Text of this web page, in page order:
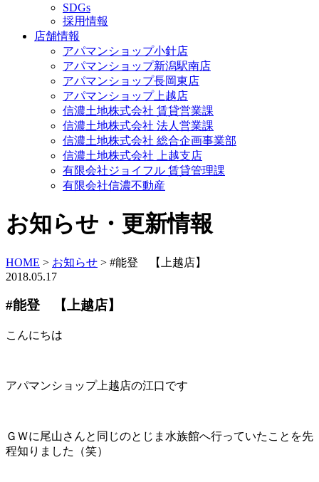
SDGs
採用情報
店舗情報
アパマンショップ小針店
アパマンショップ新潟駅南店
アパマンショップ長岡東店
アパマンショップ上越店
信濃土地株式会社 賃貸営業課
信濃土地株式会社 法人営業課
信濃土地株式会社 総合企画事業部
信濃土地株式会社 上越支店
有限会社ジョイフル 賃貸管理課
有限会社信濃不動産
お知らせ・更新情報
HOME > お知らせ > #能登 【上越店】
2018.05.17
#能登 【上越店】
こんにちは
アパマンショップ上越店の江口です
ＧＷに尾山さんと同じのとじま水族館へ行っていたことを先
程知りました（笑）